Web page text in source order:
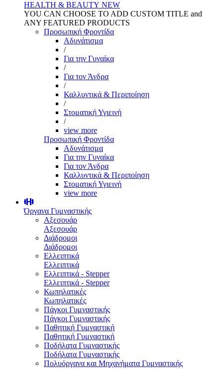
HEALTH & BEAUTY NEW
YOU CAN CHOOSE TO ADD CUSTOM TITLE and
ANY FEATURED PRODUCTS
Προσωπική Φροντίδα
Αδυνάτισμα
/
Για την Γυναίκα
/
Για τον Άνδρα
/
Καλλυντικά & Περιποίηση
/
Στοματική Υγιεινή
/
view more
Προσωπική Φροντίδα
Αδυνάτισμα
Για την Γυναίκα
Για τον Άνδρα
Καλλυντικά & Περιποίηση
Στοματική Υγιεινή
view more
Όργανα Γυμναστικής
Αξεσουάρ
Αξεσουάρ
Διάδρομοι
Διάδρομοι
Ελλειπτικά
Ελλειπτικά
Ελλειπτικά - Stepper
Ελλειπτικά - Stepper
Κωπηλατικές
Κωπηλατικές
Πάγκοι Γυμναστικής
Πάγκοι Γυμναστικής
Παθητική Γυμναστική
Παθητική Γυμναστική
Ποδήλατα Γυμναστικής
Ποδήλατα Γυμναστικής
Πολυόργανα και Μηχανήματα Γυμναστικής